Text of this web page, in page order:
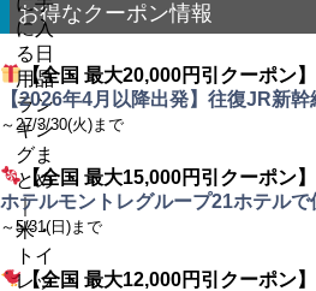
お得なクーポン情報
【全国 最大20,000円引クーポン
【2026年4月以降出発】往復JR新
～27/3/30(火)まで
【全国 最大15,000円引クーポン
ホテルモントレグループ21ホテルで
～5/31(日)まで
【全国 最大12,000円引クーポン